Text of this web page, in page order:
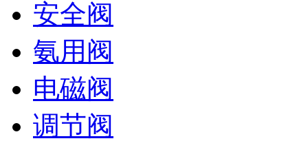
安全阀
氨用阀
电磁阀
调节阀